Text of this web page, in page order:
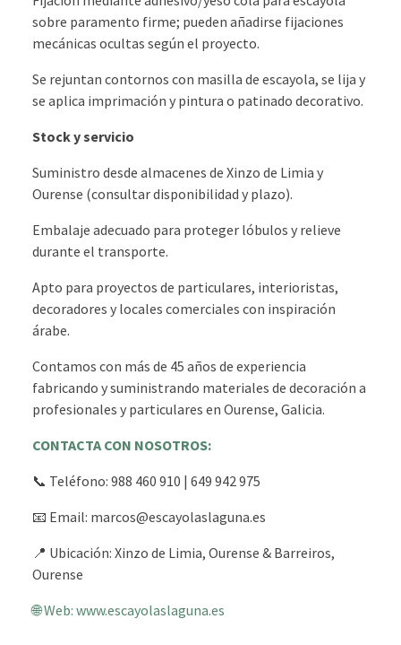
sobre paramento firme; pueden añadirse fijaciones
mecánicas ocultas según el proyecto.
Se rejuntan contornos con masilla de escayola, se lija y
se aplica imprimación y pintura o patinado decorativo.
Stock y servicio
Suministro desde almacenes de Xinzo de Limia y
Ourense (consultar disponibilidad y plazo).
Embalaje adecuado para proteger lóbulos y relieve
durante el transporte.
Apto para proyectos de particulares, interioristas,
decoradores y locales comerciales con inspiración
árabe.
Contamos con más de 45 años de experiencia
fabricando y suministrando materiales de decoración a
profesionales y particulares en Ourense, Galicia.
CONTACTA CON NOSOTROS:
📞 Teléfono: 988 460 910 | 649 942 975
📧 Email: marcos@escayolaslaguna.es
📍 Ubicación: Xinzo de Limia, Ourense & Barreiros,
Ourense
🌐 Web: www.escayolaslaguna.es